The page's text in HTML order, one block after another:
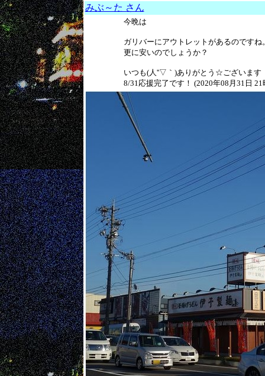
みぶ～た さん
今晩は
ガリバーにアウトレットがあるのですね
更に安いのでしょうか？
いつも(人''▽｀)ありがとう☆ございます
8/31応援完了です！ (2020年08月31日 21